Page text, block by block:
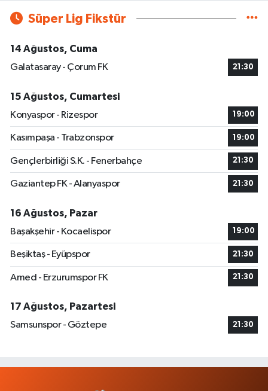
Süper Lig Fikstür
14 Ağustos, Cuma
Galatasaray - Çorum FK
21:30
15 Ağustos, Cumartesi
Konyaspor - Rizespor
19:00
Kasımpaşa - Trabzonspor 19:00
Gençlerbirliği S.K. - Fenerbahçe 21:30
Gaziantep FK - Alanyaspor 21:30
16 Ağustos, Pazar
Başakşehir - Kocaelispor
19:00
Beşiktaş - Eyüpspor 21:30
Amed - Erzurumspor FK 21:30
17 Ağustos, Pazartesi
Samsunspor - Göztepe
21:30